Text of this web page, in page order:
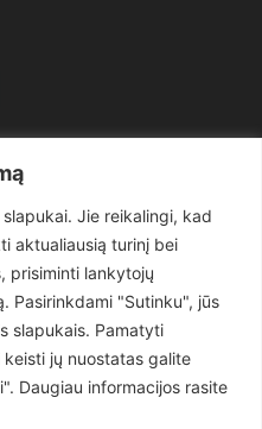
Jie reikalingi, kad
aktualiausią turinį bei
prisiminti lankytojų
Pasirinkdami "Sutinku", jūs
slapukais. Pamatyti
jų nuostatas galite
Daugiau informacijos rasite
1497
619